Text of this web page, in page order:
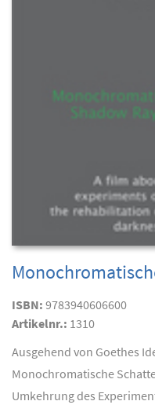
ISBN: 9783940606600
Artikelnr.: 1310
Ausgehend von Goethes
Monochromatische
Umkehrung des